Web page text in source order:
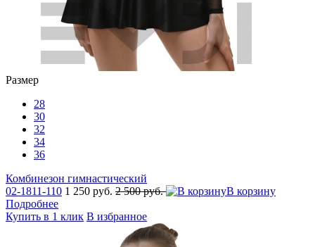
Размер
28
30
32
34
36
Комбинезон гимнастический
02-1811-110 1 250 руб. 2 500 руб.
В корзину
Подробнее
Купить в 1 клик В избранное